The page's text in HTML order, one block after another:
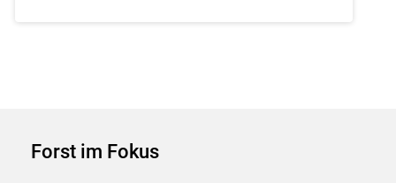
Forst im Fokus